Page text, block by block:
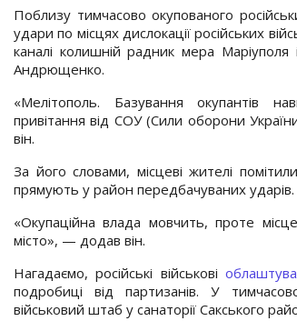
Поблизу тимчасово окупованого
удари по місцях дислокації російських
каналі колишній радник мера
Андрющенко.
«Мелітополь. Базування окупантів
привітання від СОУ (Сили оборони
він.
За його словами, місцеві жителі
прямують у район передбачуваних ударів.
«Окупаційна влада мовчить, проте
місто», — додав він.
Нагадаємо, російські військові
подробиці від партизанів. У
військовий штаб у санаторії Сакського